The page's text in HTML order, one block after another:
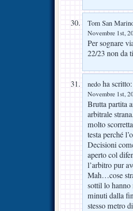
Tom San
Novembre 1st,
Per sognare
22/23 non da
nedo ha scritto:
Novembre 1st,
Brutta partita
arbitrale
molto
testa perché
Decisioni
aperto col
l’arbitro pur
Mah…cose
sottil lo hanno
minuti dalla
stesso metro